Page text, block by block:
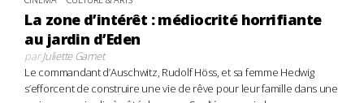
La zone d’intérêt : médiocrité horrifiante
au jardin d’Eden
parJuliette Gamet
Le commandant d’Auschwitz, Rudolf Höss, et sa femme Hedwig
s’efforcent de construire une vie de rêve pour leur famille dans une